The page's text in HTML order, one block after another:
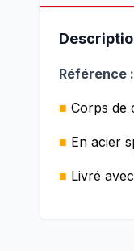
Référence :
■ Corps de
■ En acier
■ Livré